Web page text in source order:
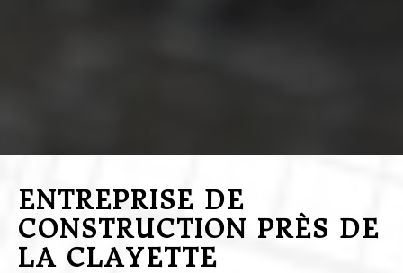
ENTREPRISE DE
CONSTRUCTION PRÈS DE
LA CLAYETTE